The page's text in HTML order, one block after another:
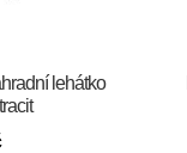
lehátko